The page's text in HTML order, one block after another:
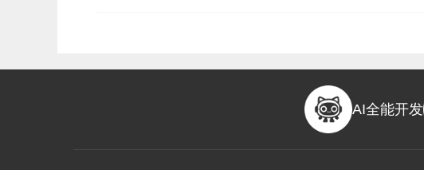
020.尚硅谷_面试题第2季_集合类不安全之并发修改异常
021.尚硅谷_面试题第2季_集合类不安全之写时复制AI全能开发